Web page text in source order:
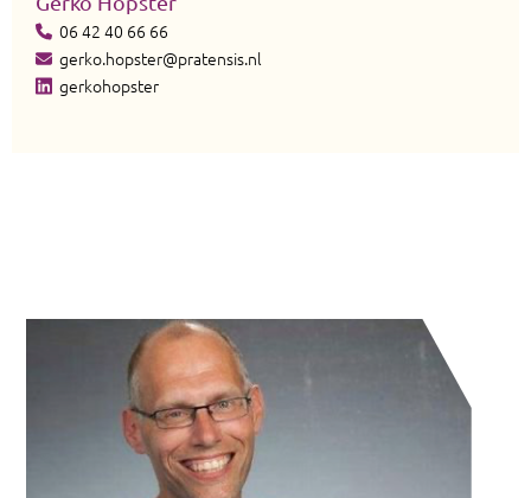
06 42 40 66 66
gerko.hopster@pratensis.nl
gerkohopster